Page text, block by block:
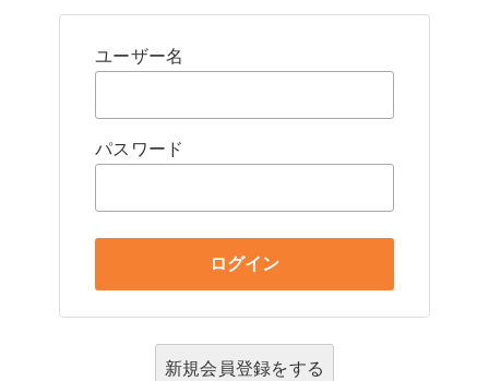
ユーザー名
パスワード
新規会員登録をする